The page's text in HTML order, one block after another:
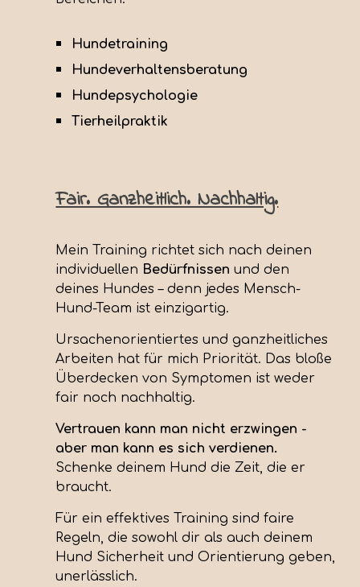
Hundetraining
Hundeverhaltensberatung
Hundepsychologie
Tierheilpraktik
Fair. Ganzheitlich. Nachhaltig.
Mein Training richtet sich nach deinen
individuellen Bedürfnissenund den
deines Hundes – denn jedes Mensch-
Hund-Team ist einzigartig.
Ursachenorientiertes und ganzheitliches
Arbeiten hat für mich Priorität. Das bloße
Überdecken von Symptomen ist weder
fair noch nachhaltig.
Vertrauen kann man nicht erzwingen -
aber man kann es sich verdienen.
Schenke deinem Hund die Zeit, die er
braucht.
Für ein effektives Training sind faire
Regeln, die sowohl dir als auch deinem
Hund Sicherheit und Orientierung geben,
unerlässlich.